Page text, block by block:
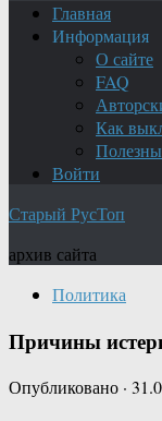
Главная
Информация
О сайте
FAQ
Как
Войти
Старый РусТоп
архив сайта
Политика
Причины
Опубликовано ·